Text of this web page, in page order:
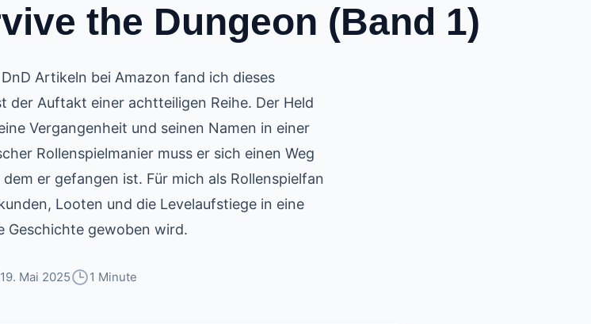
the Dungeon (Band 1)
Artikeln bei Amazon fand ich dieses
der Auftakt einer achtteiligen Reihe. Der Held
Vergangenheit und seinen Namen in einer
Rollenspielmanier muss er sich einen Weg
er gefangen ist. Für mich als Rollenspielfan
Looten und die Levelaufstiege in eine
Geschichte gewoben wird.
19. Mai 2025 1 Minute